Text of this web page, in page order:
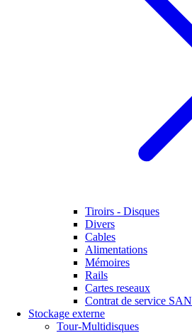
Tiroirs - Disques
Divers
Cables
Alimentations
Mémoires
Rails
Cartes reseaux
Contrat de service SAN
Stockage externe
Tour-Multidisques